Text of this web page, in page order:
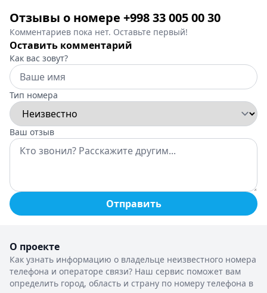
Отзывы о номере +998 33 005 00 30
Комментариев пока нет. Оставьте первый!
Оставить комментарий
Как вас зовут?
Тип номера
Ваш отзыв
Отправить
О проекте
Как узнать информацию о владельце неизвестного номера
телефона и операторе связи? Наш сервис поможет вам
определить город, область и страну по номеру телефона в